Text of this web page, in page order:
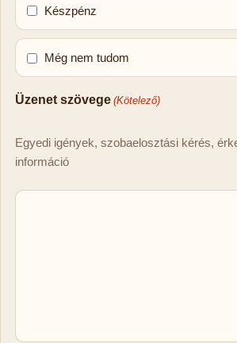
Készpénz
Még nem tudom
Üzenet szövege (Kötelező)
Egyedi igények, szobaelosztási kérés,
információ